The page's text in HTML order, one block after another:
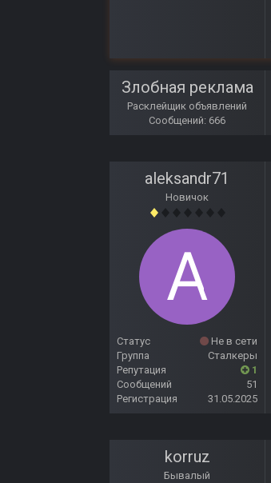
Злобная реклама
Расклейщик объявлений
Сообщений: 666
aleksandr71
Новичок
Статус
Не в сети
Группа
Сталкеры
Репутация
1
Сообщений
51
Регистрация
31.05.2025
korruz
Бывалый